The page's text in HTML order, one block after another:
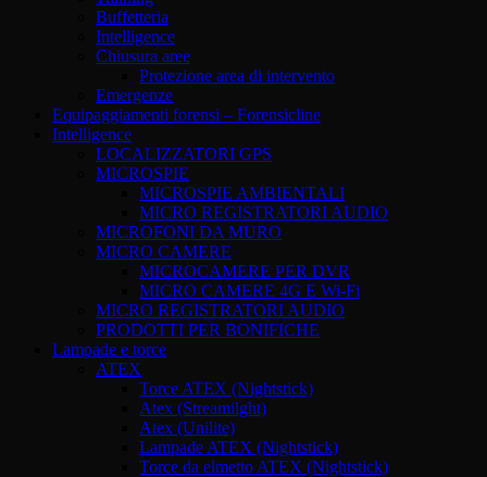
Buffetteria
Intelligence
Chiusura aree
Protezione area di intervento
Emergenze
Equipaggiamenti forensi – Forensicline
Intelligence
LOCALIZZATORI GPS
MICROSPIE
MICROSPIE AMBIENTALI
MICRO REGISTRATORI AUDIO
MICROFONI DA MURO
MICRO CAMERE
MICROCAMERE PER DVR
MICRO CAMERE 4G E Wi-Fi
MICRO REGISTRATORI AUDIO
PRODOTTI PER BONIFICHE
Lampade e torce
ATEX
Torce ATEX (Nightstick)
Atex (Streamilght)
Atex (Unilite)
Lampade ATEX (Nightstick)
Torce da elmetto ATEX (Nightstick)